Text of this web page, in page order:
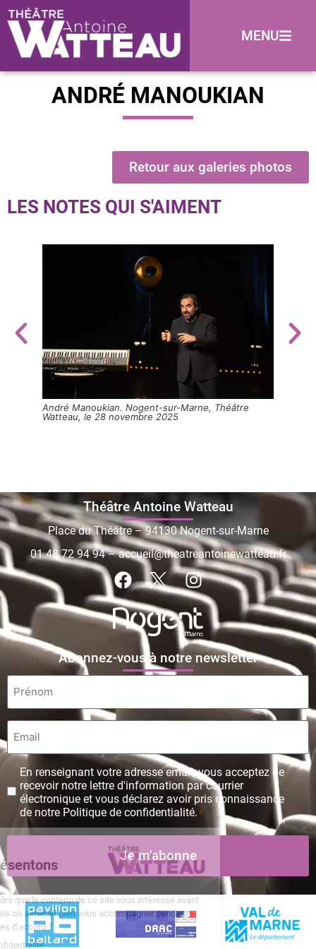
MENU
ANDRÉ MANOUKIAN
Retour aux galeries photos
LES NOTES QUI S'AIMENT
André Manoukian. Nogent-sur-Marne, Théâtre
Watteau, le 28 novembre 2025
Théâtre Antoine Watteau
Place du Théâtre – 94130 Nogent-sur-Marne
01 48 72 94 94–accueil@theatreantoinewatteau.fr
Abonnez-vous à notre newsletter
Prénom
Email
Protection
des
données
personnelles
*
En renseignant votre adresse email, vous acceptez de
recevoir notre lettre d'information par courrier
électronique et vous déclarez avoir pris connaissance
de notre Politique de confidentialité. *